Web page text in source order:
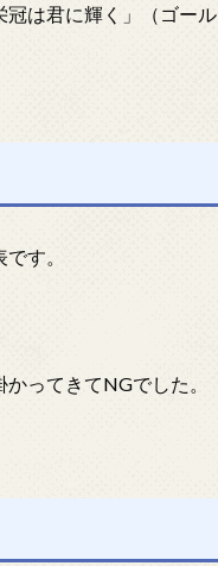
は君に輝く」（ゴール
す。
ってきてNGでした。